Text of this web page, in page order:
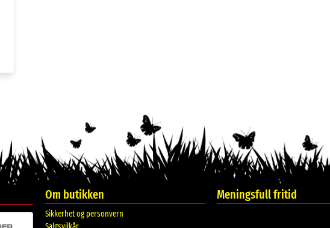
Om butikken
Sikkerhet og personvern
Meningsfull fritid